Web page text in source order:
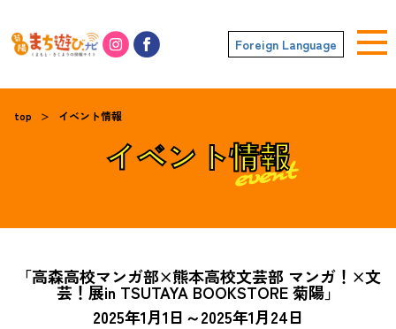
Foreign Language
top ＞ イベント情報
イベント情報
「高森高校マンガ部×熊本高校文芸部 マンガ！×文
芸！展in TSUTAYA BOOKSTORE 菊陽」
2025年1月1日～2025年1月24日